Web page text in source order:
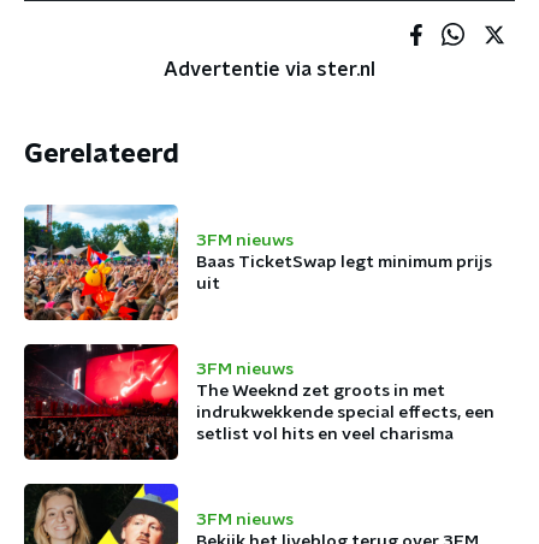
Advertentie via ster.nl
Gerelateerd
3FM nieuws
Baas TicketSwap legt minimum prijs
uit
3FM nieuws
The Weeknd zet groots in met
indrukwekkende special effects, een
setlist vol hits en veel charisma
3FM nieuws